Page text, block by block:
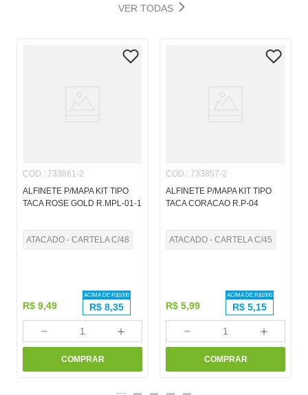
VER TODAS
COD.: 733861-2
ALFINETE P/MAPA KIT TIPO
TACA ROSE GOLD R.MPL-01-1
ATACADO - CARTELA C/48
R$ 9,49
ACIMA DE R$1000
R$ 8,35
＋
－
COMPRAR
COD.: 733857-2
ALFINETE P/MAPA KIT TIPO
TACA CORACAO R.P-04
ATACADO - CARTELA C/45
R$ 5,99
ACIMA DE R$1000
R$ 5,15
＋
－
COMPRAR